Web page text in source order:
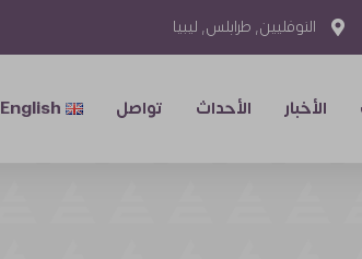
النوفليين, طرابلس, ليبيا
الأخبار الأحداث تواصل English